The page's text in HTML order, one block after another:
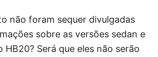
não foram sequer divulgadas
sobre as versões sedan e
HB20? Será que eles não serão